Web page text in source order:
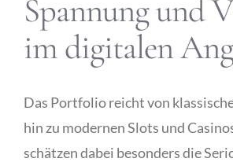
Functional Labs
Ellen’s Journal
Spannung und
im digitalen
Das Portfolio reicht von
hin zu modernen Slots und
schätzen dabei besonders die